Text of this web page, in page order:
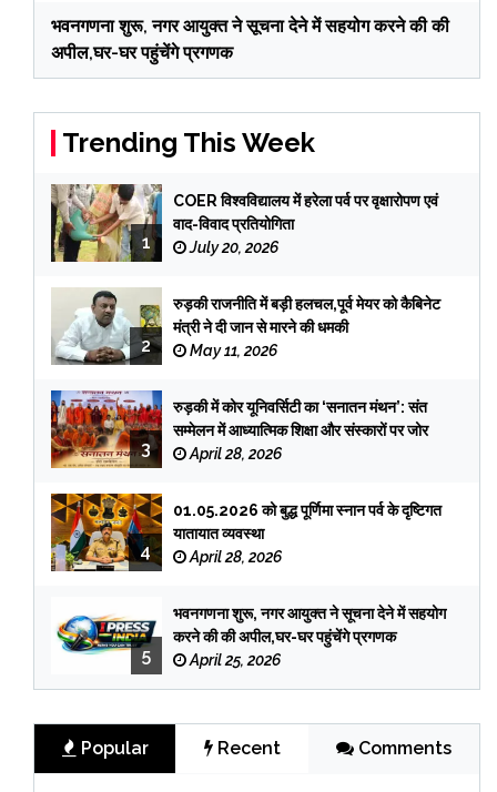
भवनगणना शुरू, नगर आयुक्त ने सूचना देने में सहयोग करने की की
अपील,घर-घर पहुंचेंगे प्रगणक
Trending This Week
1
COER विश्वविद्यालय में हरेला पर्व पर वृक्षारोपण एवं
वाद-विवाद प्रतियोगिता
July 20, 2026
2
रुड़की राजनीति में बड़ी हलचल,पूर्व मेयर को कैबिनेट
मंत्री ने दी जान से मारने की धमकी
May 11, 2026
3
रुड़की में कोर यूनिवर्सिटी का ‘सनातन मंथन’: संत
सम्मेलन में आध्यात्मिक शिक्षा और संस्कारों पर जोर
April 28, 2026
4
01.05.2026 को बुद्ध पूर्णिमा स्नान पर्व के दृष्टिगत
यातायात व्यवस्था
April 28, 2026
5
भवनगणना शुरू, नगर आयुक्त ने सूचना देने में सहयोग
करने की की अपील,घर-घर पहुंचेंगे प्रगणक
April 25, 2026
Popular Recent Comments